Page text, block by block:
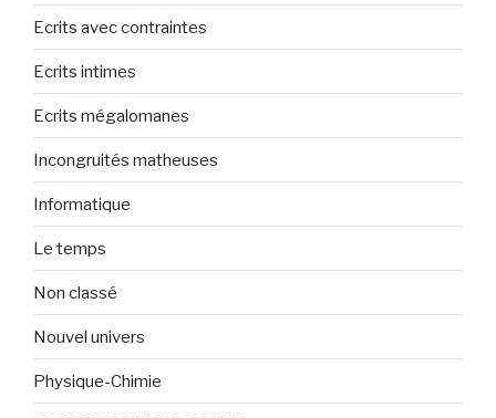
Ecrits avec contraintes
Ecrits intimes
Ecrits mégalomanes
Incongruités matheuses
Informatique
Le temps
Non classé
Nouvel univers
Physique-Chimie